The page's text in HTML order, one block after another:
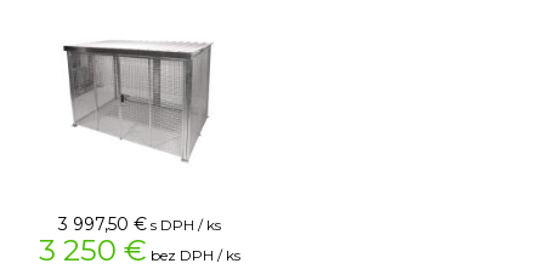
3 997,50 € s DPH / ks
3 250 € bez DPH / ks